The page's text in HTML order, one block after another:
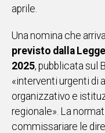
VIDEO
UNISCITI
AL CANALE
aprile.
Una nomina che arriva
previsto dalla
2025, pubblicata sul
«interventi urgenti di
organizzativo e
regionale». La
commissariare le